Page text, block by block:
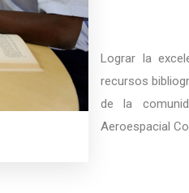
Lograr la
recursos
de la
Aeroespacial